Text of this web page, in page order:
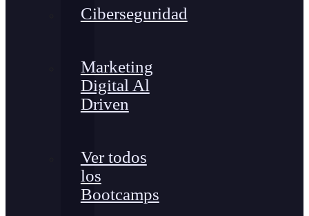
Ciberseguridad
Marketing
Digital Al
Driven
Ver todos
los
Bootcamps